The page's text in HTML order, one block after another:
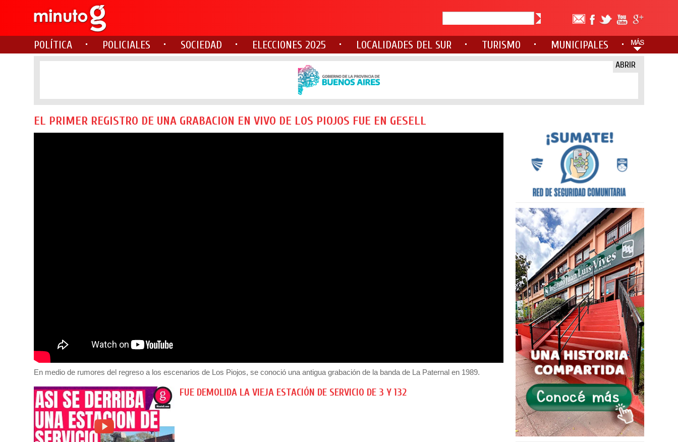
POLÍTICA POLICIALES SOCIEDAD ELECCIONES 2025 LOCALIDADES DEL SUR TURISMO MUNICIPALES
ABRIR
EL PRIMER REGISTRO DE UNA GRABACION EN VIVO DE LOS PIOJOS FUE EN GESELL
En medio de rumores del regreso a los escenarios de Los Piojos, se conoció una antigua grabación de la banda de La Paternal en 1989.
FUE DEMOLIDA LA VIEJA ESTACIÓN DE SERVICIO DE 3 Y 132